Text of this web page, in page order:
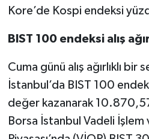
Kore’de Kospi endeksi
BIST 100 endeksi alış
Cuma günü alış ağırlıklı bir
İstanbul’da BIST 100
değer kazanarak
Borsa İstanbul Vadeli